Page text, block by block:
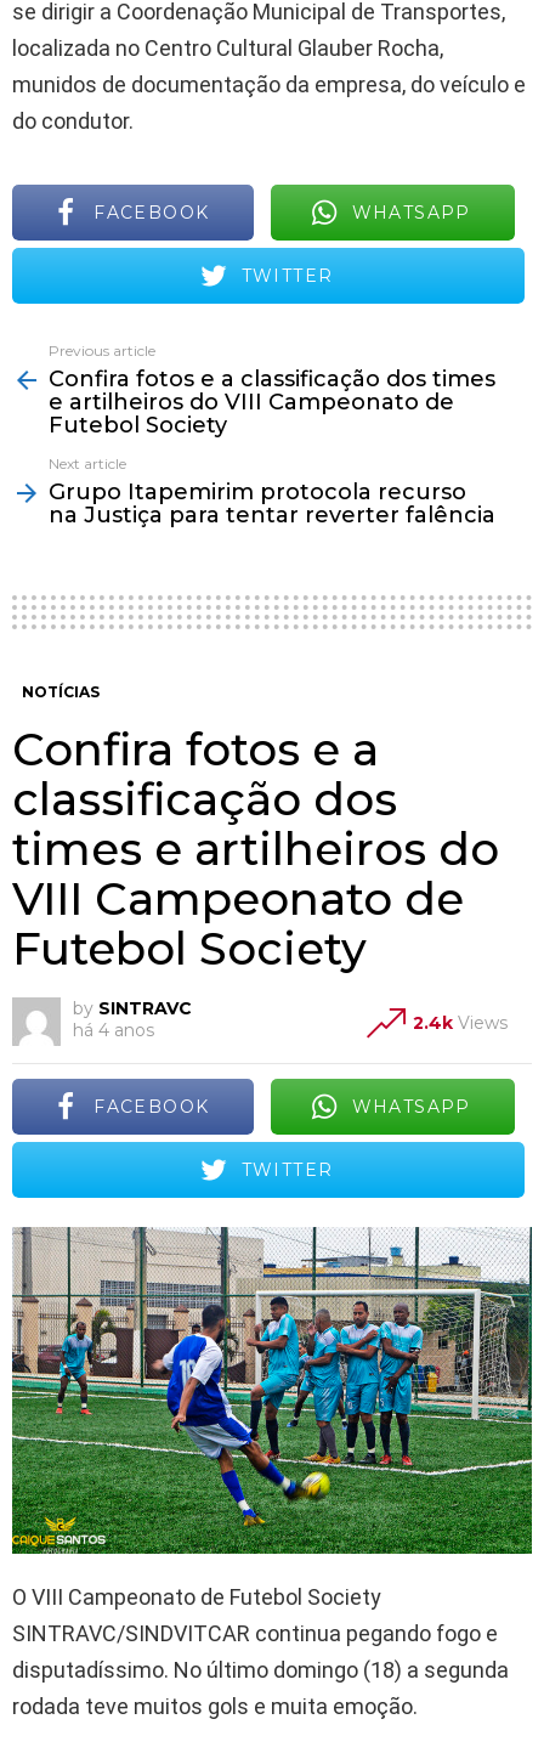
se dirigir a Coordenação Municipal de Transportes,
localizada no Centro Cultural Glauber Rocha,
munidos de documentação da empresa, do veículo e
do condutor.
FACEBOOK WHATSAPP
TWITTER
more
Previous article
Confira fotos e a classificação dos times
e artilheiros do VIII Campeonato de
Futebol Society
Next article
Grupo Itapemirim protocola recurso
na Justiça para tentar reverter falência
NOTÍCIAS
Confira fotos e a
classificação dos
times e artilheiros do
VIII Campeonato de
Futebol Society
by SINTRAVC
há 4 anos
2.4k Views
FACEBOOK WHATSAPP
TWITTER
O VIII Campeonato de Futebol Society
SINTRAVC/SINDVITCAR continua pegando fogo e
disputadíssimo. No último domingo (18) a segunda
rodada teve muitos gols e muita emoção.